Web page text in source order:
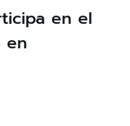
en el
en